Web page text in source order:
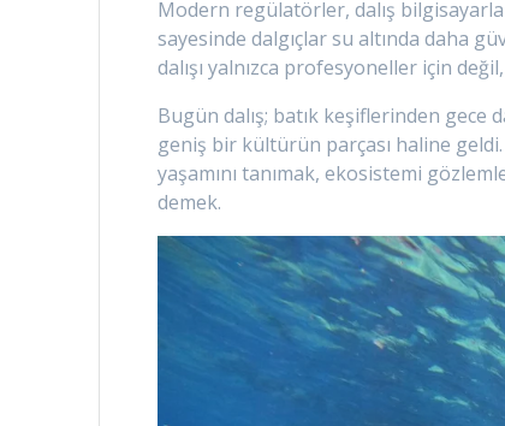
Modern regülatörler, dalış
sayesinde dalgıçlar su altında daha
dalışı yalnızca profesyoneller için
Bugün dalış; batık keşiflerinden gece
geniş bir kültürün parçası haline
yaşamını tanımak, ekosistemi
demek.